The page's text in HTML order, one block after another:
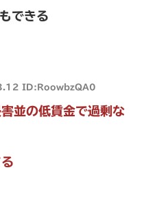
できる
ID:RoowbzQA0
並の低賃金で過剰な